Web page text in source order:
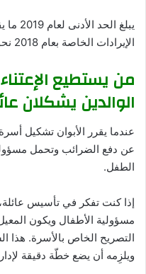
الإيرادات الخاصة بعام 2018 نحو 450 يورو.
من يستطيع الإعتناء
الوالدين يشكلان
عندما يقرر الأبوان تشكيل
عن دفع الضرائب وتحمل
الطفل.
إذا كنت تفكر في تأسيس
مسؤولية الأطفال ويكون
التصريح الخاص بالأسرة. هذا
ويلزِمه أن يضع خطّة دقيقة